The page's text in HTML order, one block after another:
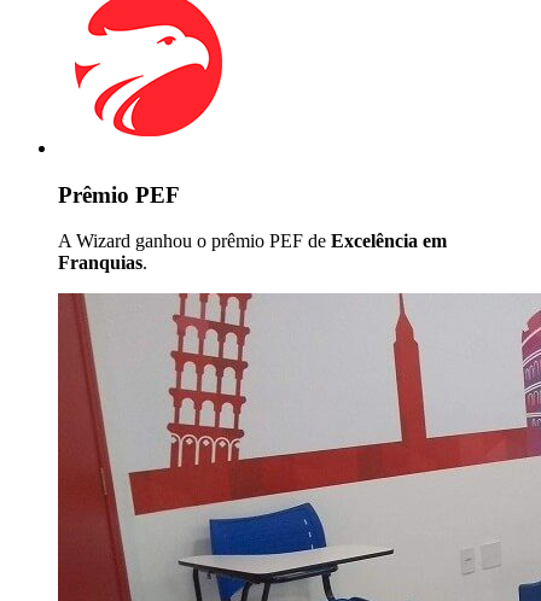
Prêmio PEF
A Wizard ganhou o prêmio PEF de Excelência em
Franquias.